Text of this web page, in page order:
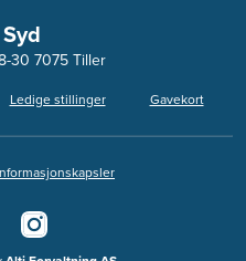
30 7075 Tiller
Ledige stillinger Gavekort